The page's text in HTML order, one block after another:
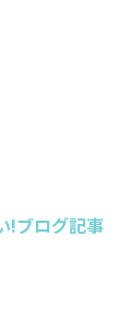
!ブログ記事